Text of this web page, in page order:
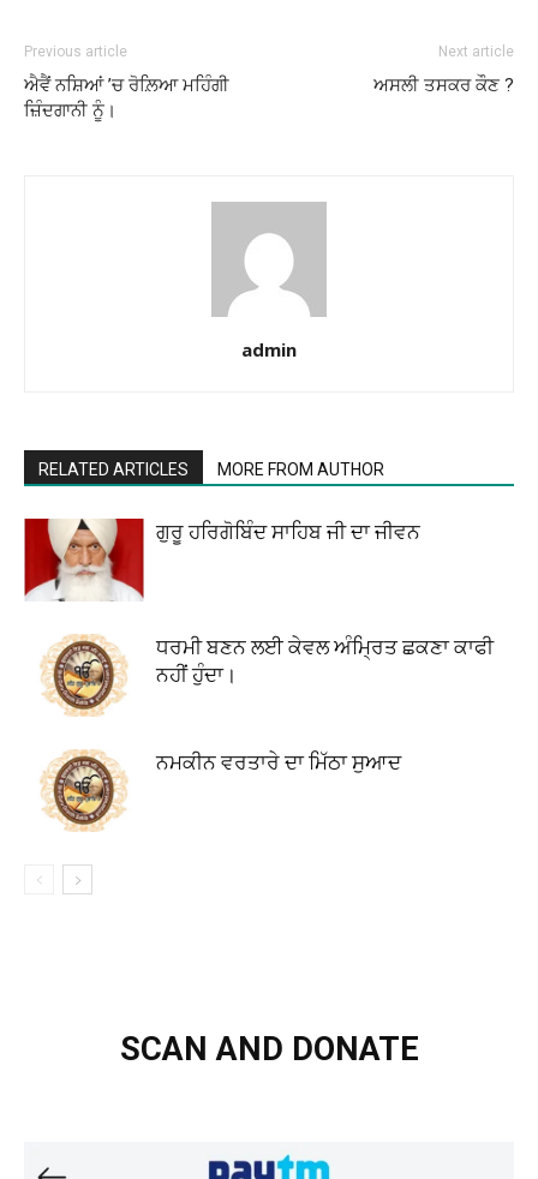
Previous article
ਐਵੈਂ ਨਸ਼ਿਆਂ ’ਚ ਰੋਲ਼ਿਆ ਮਹਿੰਗੀ
ਜ਼ਿੰਦਗਾਨੀ ਨੂੰ।
Next article
ਅਸਲੀ ਤਸਕਰ ਕੌਣ ?
admin
RELATED ARTICLES MORE FROM AUTHOR
ਗੁਰੂ ਹਰਿਗੋਬਿੰਦ ਸਾਹਿਬ ਜੀ ਦਾ ਜੀਵਨ
ਧਰਮੀ ਬਣਨ ਲਈ ਕੇਵਲ ਅੰਮ੍ਰਿਤ ਛਕਣਾ ਕਾਫੀ
ਨਹੀਂ ਹੁੰਦਾ।
ਨਮਕੀਨ ਵਰਤਾਰੇ ਦਾ ਮਿੱਠਾ ਸੁਆਦ
SCAN AND DONATE